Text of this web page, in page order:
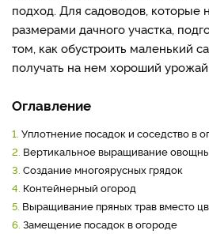
подход. Для садоводов, которые
размерами дачного участка,
том, как обустроить маленький
получать на нем хороший
Оглавление
1. Уплотнение посадок и соседство в
2. Вертикальное выращивание
3. Создание многоярусных грядок
4. Контейнерный огород
5. Выращивание пряных трав вместо
6. Замещение посадок в огороде